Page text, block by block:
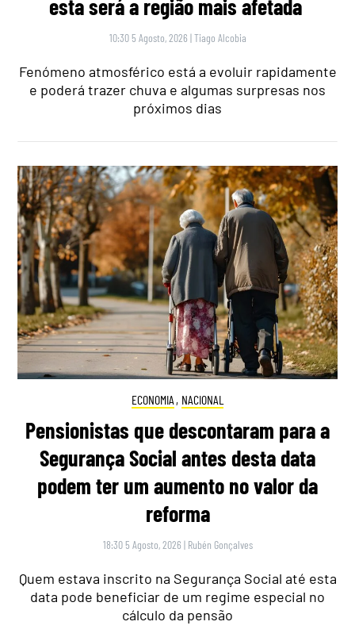
esta será a região mais afetada
10:30 5 Agosto, 2026 |Tiago Alcobia
Fenómeno atmosférico está a evoluir rapidamente
e poderá trazer chuva e algumas surpresas nos
próximos dias
ECONOMIA , NACIONAL
Pensionistas que descontaram para a
Segurança Social antes desta data
podem ter um aumento no valor da
reforma
18:30 5 Agosto, 2026 | Rubén Gonçalves
Quem estava inscrito na Segurança Social até esta
data pode beneficiar de um regime especial no
cálculo da pensão